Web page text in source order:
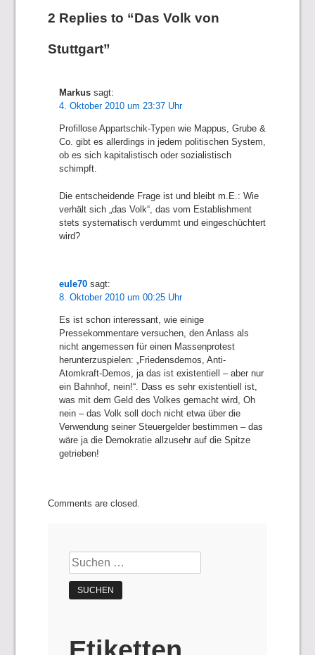
2 Replies to “Das Volk von
Stuttgart”
Markus sagt:
4. Oktober 2010 um 23:37 Uhr
Profillose Appartschik-Typen wie Mappus, Grube &
Co. gibt es allerdings in jedem politischen System,
ob es sich kapitalistisch oder sozialistisch
schimpft.
Die entscheidende Frage ist und bleibt m.E.: Wie
verhält sich „das Volk“, das vom Establishment
stets systematisch verdummt und eingeschüchtert
wird?
eule70 sagt:
8. Oktober 2010 um 00:25 Uhr
Es ist schon interessant, wie einige
Pressekommentare versuchen, den Anlass als
nicht angemessen für einen Massenprotest
herunterzuspielen: „Friedensdemos, Anti-
Atomkraft-Demos, ja das ist existentiell – aber nur
ein Bahnhof, nein!“. Dass es sehr existentiell ist,
was mit dem Geld des Volkes gemacht wird, Oh
nein – das Volk soll doch nicht etwa über die
Verwendung seiner Steuergelder bestimmen – das
wäre ja die Demokratie allzusehr auf die Spitze
getrieben!
Comments are closed.
Suchen
nach: